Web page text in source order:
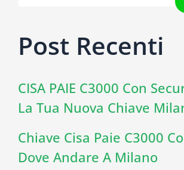
Post Recenti
CISA PAIE C3000 Con
La Tua Nuova Chiave
Chiave Cisa Paie C3000
Dove Andare A Milano